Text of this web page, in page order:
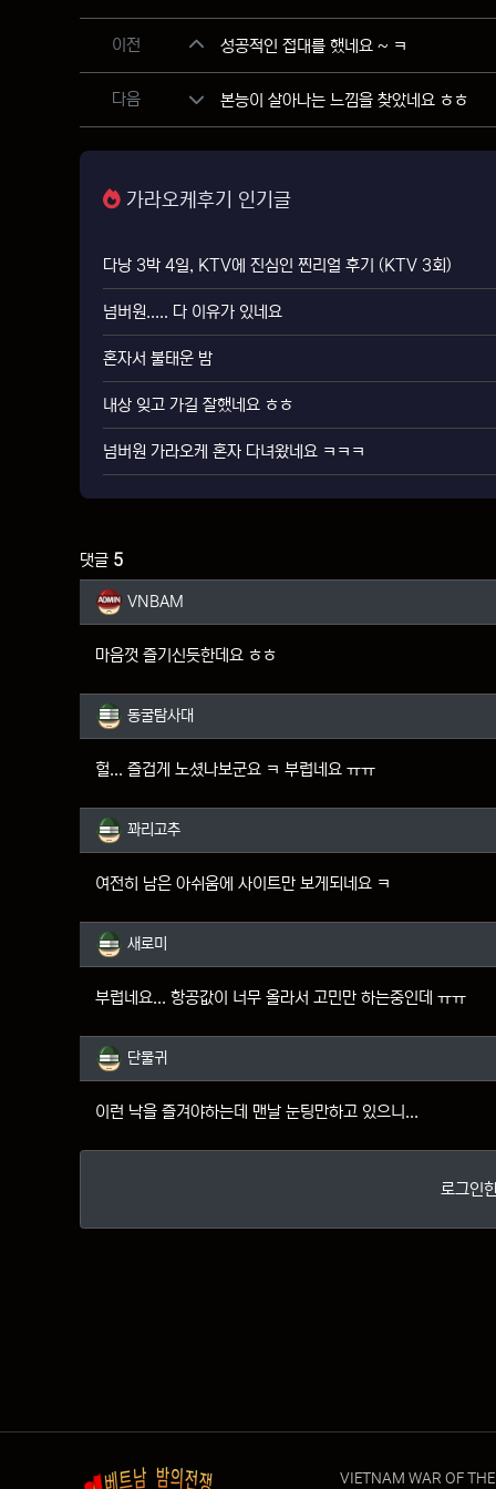
관련자료
이전 성공적인 접대를 했네요 ~ ㅋ
다음 본능이 살아나는 느낌을 찾았네요 ㅎㅎ
가라오케후기 인기글
다낭 3박 4일, KTV에 진심인 찐리얼 후기 (KTV 3회)
넘버원..... 다 이유가 있네요
혼자서 불태운 밤
내상 잊고 가길 잘했네요 ㅎㅎ
넘버원 가라오케 혼자 다녀왔네요 ㅋㅋㅋ
댓글 5
VNBAM님의 댓글
VNBAM
마음껏 즐기신듯한데요 ㅎㅎ
동굴탐사대님의 댓글
동굴탐사대
헐... 즐겁게 노셨나보군요 ㅋ 부럽네요 ㅠㅠ
꽈리고추님의 댓글
꽈리고추
여전히 남은 아쉬움에 사이트만 보게되네요 ㅋ
새로미님의 댓글
새로미
부럽네요... 항공값이 너무 올라서 고민만 하는중인데 ㅠㅠ
단물귀님의 댓글
단물귀
이런 낙을 즐겨야하는데 맨날 눈팅만하고 있으니...
로그인
VIETNAM WAR OF